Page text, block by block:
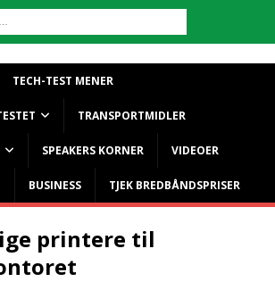
TECH-TEST MENER
TRANSPORTMIDLER
SPEAKERS KORNER VIDEOER
BUSINESS TJEK BREDBÅNDSPRISER
printere til